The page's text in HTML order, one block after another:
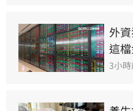
外
這檔
3小時